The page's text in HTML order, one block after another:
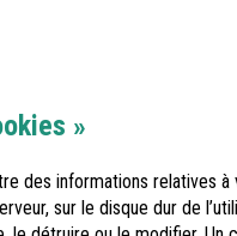
»
des informations relatives
sur le disque dur de